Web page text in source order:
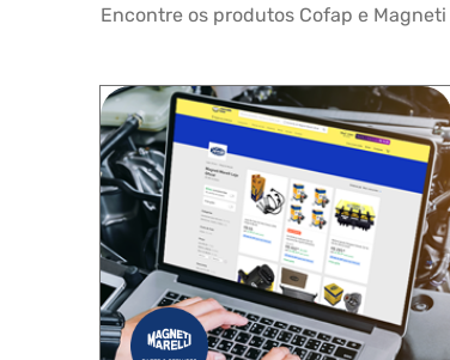
Encontre os produtos Cofap e